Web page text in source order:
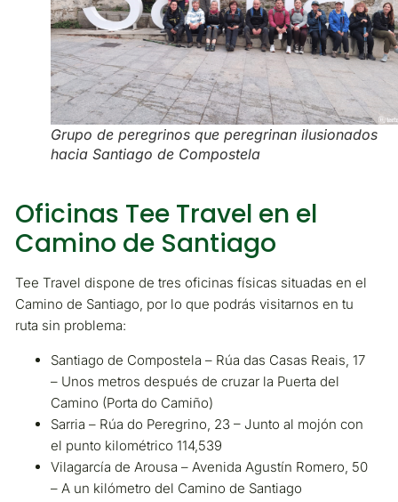
Grupo de peregrinos que peregrinan ilusionados
hacia Santiago de Compostela
Oficinas Tee Travel en el
Camino de Santiago
Tee Travel dispone de tres oficinas físicas situadas en el
Camino de Santiago, por lo que podrás visitarnos en tu
ruta sin problema:
Santiago de Compostela – Rúa das Casas Reais, 17
– Unos metros después de cruzar la Puerta del
Camino (Porta do Camiño)
Sarria – Rúa do Peregrino, 23 – Junto al mojón con
el punto kilométrico 114,539
Vilagarcía de Arousa – Avenida Agustín Romero, 50
– A un kilómetro del Camino de Santiago